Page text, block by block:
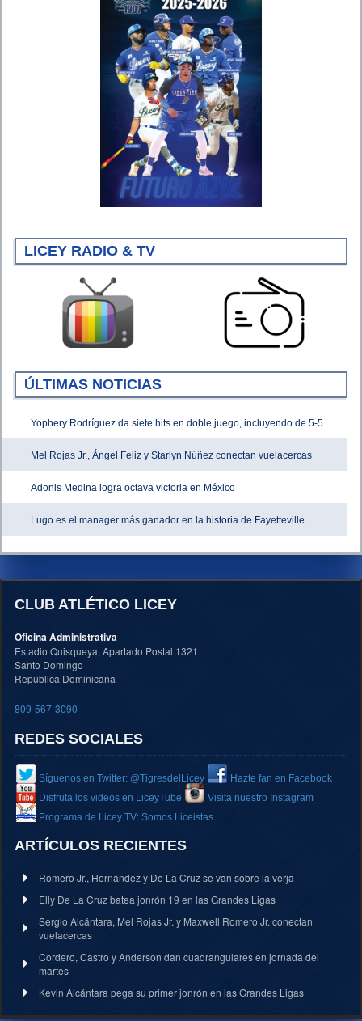
LICEY RADIO & TV
ÚLTIMAS NOTICIAS
Yophery Rodríguez da siete hits en doble juego, incluyendo de 5-5
Mel Rojas Jr., Ángel Feliz y Starlyn Núñez conectan vuelacercas
Adonis Medina logra octava victoria en México
Lugo es el manager más ganador en la historia de Fayetteville
CLUB ATLÉTICO LICEY
Oficina Administrativa
Estadio Quisqueya, Apartado Postal 1321
Santo Domingo
República Dominicana
809-567-3090
REDES SOCIALES
Síguenos en Twitter: @TigresdelLicey
Hazte fan en Facebook
Disfruta los videos en LiceyTube
Visita nuestro Instagram
Programa de Licey TV: Somos Liceistas
ARTÍCULOS RECIENTES
Romero Jr., Hernández y De La Cruz se van sobre la verja
Elly De La Cruz batea jonrón 19 en las Grandes Ligas
Sergio Alcántara, Mel Rojas Jr. y Maxwell Romero Jr. conectan
vuelacercas
Cordero, Castro y Anderson dan cuadrangulares en jornada del
martes
Kevin Alcántara pega su primer jonrón en las Grandes Ligas